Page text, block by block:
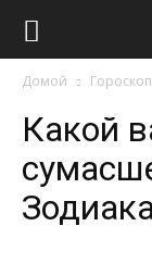
Домой Гороскоп
Какой